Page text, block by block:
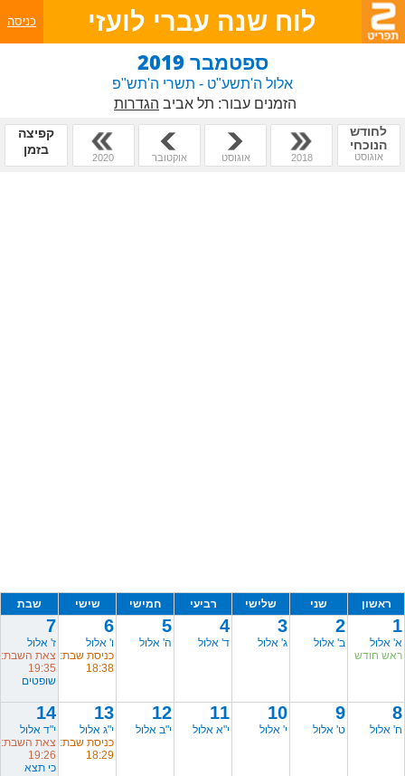
לוח שנה עברי לועזי כניסה
ספטמבר 2019
אלול ה'תשע"ט - תשרי ה'תש"פ
הזמנים עבור: תל אביב הגדרות
לחודש
הנוכחי
אוגוסט 2018 אוגוסט אוקטובר 2020
קפיצה
בזמן
ראשון שני שלישי רביעי חמישי שישי שבת
1
א' אלול
ראש חודש
2
ב' אלול
3
ג' אלול
4
ד' אלול
5
ה' אלול
6
ו' אלול
כניסת שבת:
18:38
7
ז' אלול
צאת השבת:
19:35
שופטים
8
ח' אלול
9
ט' אלול
10
י' אלול
11
י"א אלול
12
י"ב אלול
13
י"ג אלול
כניסת שבת:
18:29
14
י"ד אלול
צאת השבת:
19:26
כי תצא